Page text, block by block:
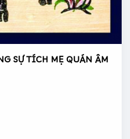
SỰ TÍCH MẸ QUÁN ÂM